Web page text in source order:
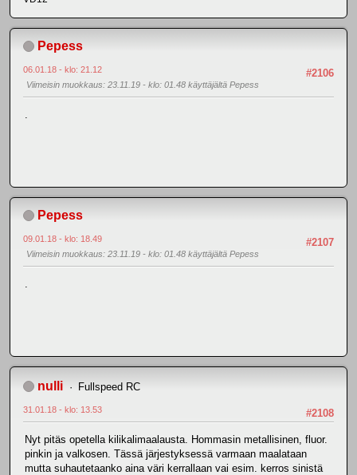
Pepess
#2106
06.01.18 - klo: 21.12
Viimeisin muokkaus: 23.11.19 - klo: 01.48 käyttäjältä Pepess
Pepess
#2107
09.01.18 - klo: 18.49
Viimeisin muokkaus: 23.11.19 - klo: 01.48 käyttäjältä Pepess
nulli Fullspeed RC
#2108
31.01.18 - klo: 13.53
Nyt pitäs opetella kilikalimaalausta. Hommasin metallisinen, fluor.
pinkin ja valkosen. Tässä järjestyksessä varmaan maalataan
mutta suhautetaanko aina väri kerrallaan vai esim. kerros sinistä